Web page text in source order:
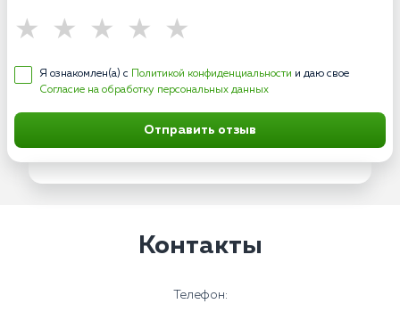
Я ознакомлен(а) с Политикой конфиденциальности и даю свое
Согласие на обработку персональных данных
Отправить отзыв
Контакты
Телефон: